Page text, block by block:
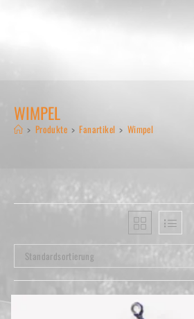
WIMPEL
> Produkte > Fanartikel > Wimpel
Standardsortierung